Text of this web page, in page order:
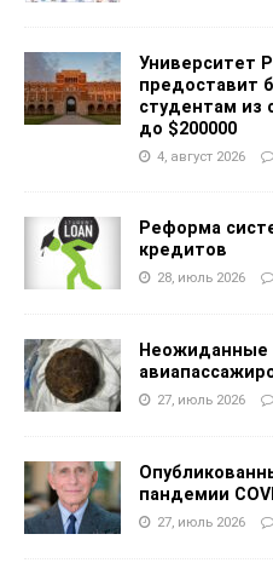
Университет
предоставит
студентам из
до $200000
4, август 2026
Реформа
кредитов
28, июль 2026
Неожиданные
27, июль 2026
пандемии
27, июль 2026